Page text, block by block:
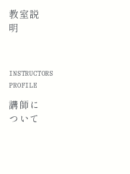
教室説
明
INSTRUCTORS
PROFILE
講師に
ついて